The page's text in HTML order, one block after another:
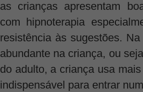
as crianças apresentam
com hipnoterapia
resistência às sugestões.
abundante na criança, ou
do adulto, a criança usa
indispensável para entrar